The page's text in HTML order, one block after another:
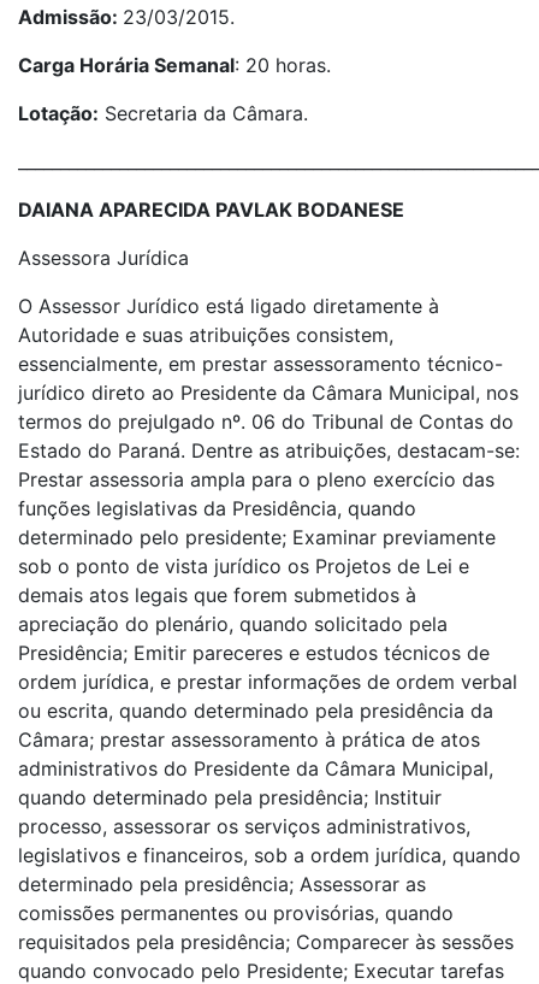
Admissão: 23/03/2015.
Carga Horária Semanal: 20 horas.
Lotação: Secretaria da Câmara.
DAIANA APARECIDA PAVLAK BODANESE
Assessora Jurídica
O Assessor Jurídico está ligado diretamente à
Autoridade e suas atribuições consistem,
essencialmente, em prestar assessoramento técnico-
jurídico direto ao Presidente da Câmara Municipal, nos
termos do prejulgado nº. 06 do Tribunal de Contas do
Estado do Paraná. Dentre as atribuições, destacam-se:
Prestar assessoria ampla para o pleno exercício das
funções legislativas da Presidência, quando
determinado pelo presidente; Examinar previamente
sob o ponto de vista jurídico os Projetos de Lei e
demais atos legais que forem submetidos à
apreciação do plenário, quando solicitado pela
Presidência; Emitir pareceres e estudos técnicos de
ordem jurídica, e prestar informações de ordem verbal
ou escrita, quando determinado pela presidência da
Câmara; prestar assessoramento à prática de atos
administrativos do Presidente da Câmara Municipal,
quando determinado pela presidência; Instituir
processo, assessorar os serviços administrativos,
legislativos e financeiros, sob a ordem jurídica, quando
determinado pela presidência; Assessorar as
comissões permanentes ou provisórias, quando
requisitados pela presidência; Comparecer às sessões
quando convocado pelo Presidente; Executar tarefas